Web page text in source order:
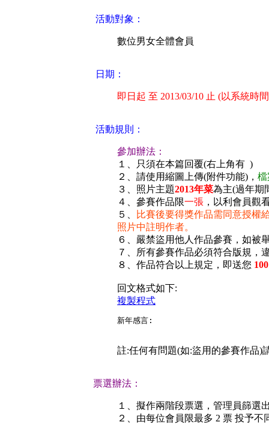
活動對象：
數位男女全體會員
日期：
即日起 至 2013/03/10 止 (以系統時
活動規則：
參加辦法：
１、只須在本篇回覆(右上角有 )
２、請使用縮圖上傳(附件功能)， 檔
３、照片主題2013年菜為主(過年期
４、參賽作品限一張 ，以利會員觀
５、
比賽後要得獎作品需同意授權
照片中註明作者。
６、嚴禁盜用他人作品參賽，如被
７、所有參賽作品必須符合版規，
８、作品符合以上規定，即送您 100
回文格式如下:
複製程式
註:任何有問題(如:盜用的參賽作品)
票選辦法：
１、擬作兩階段票選，管理員篩選
２、由每位會員限最多 2 票 投予不